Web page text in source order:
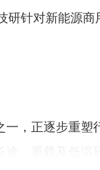
研针对新能源
，正逐步重塑
、重载及低温